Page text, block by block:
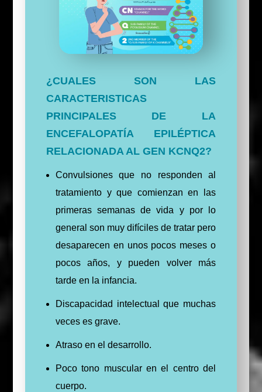
¿CUALES SON LAS
CARACTERISTICAS
PRINCIPALES DE LA
ENCEFALOPATÍA EPILÉPTICA
RELACIONADA AL GEN KCNQ2?
Convulsiones que no responden al
tratamiento y que comienzan en las
primeras semanas de vida y por lo
general son muy difíciles de tratar pero
desaparecen en unos pocos meses o
pocos años, y pueden volver más
tarde en la infancia.
Discapacidad intelectual que muchas
veces es grave.
Atraso en el desarrollo.
Poco tono muscular en el centro del
cuerpo.